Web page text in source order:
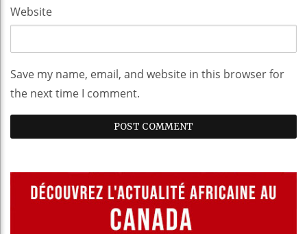
Website
Save my name, email, and website in this browser for
the next time I comment.